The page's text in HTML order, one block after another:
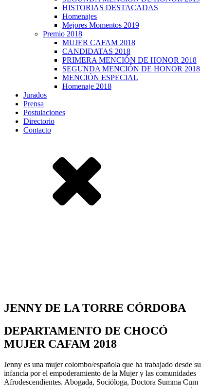
HISTORIAS DESTACADAS
Homenajes
Mejores Momentos 2019
Premio 2018
MUJER CAFAM 2018
CANDIDATAS 2018
PRIMERA MENCIÓN DE HONOR 2018
SEGUNDA MENCIÓN DE HONOR 2018
MENCIÓN ESPECIAL
Homenaje 2018
Jurados
Prensa
Postulaciones
Directorio
Contacto
JENNY ​​DE LA TORRE CÓRDOBA
DEPARTAMENTO DE CHOCÓ
MUJER CAFAM 2018
Jenny es una mujer colombo/española que ha trabajado desde su
infancia por el empoderamiento de la Mujer y las comunidades
Afrodescendientes. Abogada, Socióloga, Doctora Summa Cum